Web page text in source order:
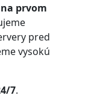
prvom
pred
vysokú
7.